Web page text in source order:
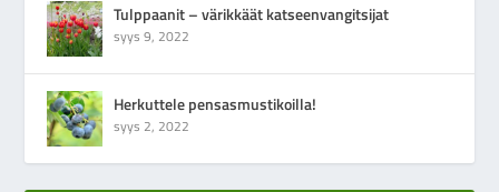
Tulppaanit – värikkäät katseenvangitsijat
syys 9, 2022
Herkuttele pensasmustikoilla!
syys 2, 2022